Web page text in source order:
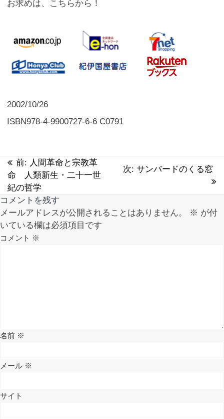
お求めは、こちらから！
2002/10/26
ISBN978-4-9900727-6-6 C0791
投
稿
ナ
ビ
ン
前: 過
去
の
投
稿:
人間革命と宗教革
命 人類新生・二十一世
紀の哲学
次: 次
投
サンバードのくる窓
コメントを残す
メールアドレスが公開されることはありません。
※ が付
いている欄は必須項目です
コメント ※
名前 ※
メール ※
サイト